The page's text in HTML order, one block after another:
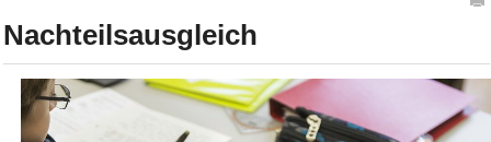
Nachteilsausgleich